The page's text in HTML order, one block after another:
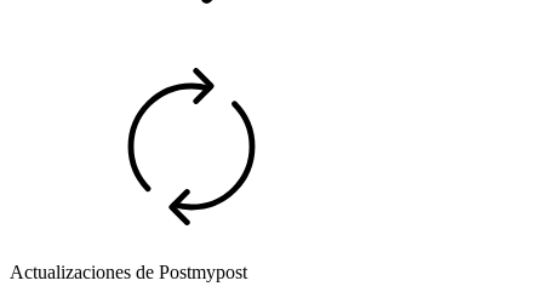
Actualizaciones de Postmypost